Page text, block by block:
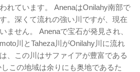
れています。 AnenaはOnilahy南部で
。深くて流れの強い川ですが、現在
ません。 Anenaで宝石が発見され、
川とTaheza川がOnilahy川に流れ
、この川はサファイアが豊富である
この地域は余りにも奥地であるた